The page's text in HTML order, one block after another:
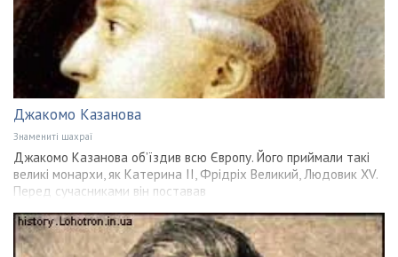
Джакомо Казанова
Знамениті шахраї
Джакомо Казанова об’їздив всю Європу. Його приймали такі
великі монархи, як Катерина II, Фрідріх Великий, Людовик XV.
Перед сучасниками він поставав